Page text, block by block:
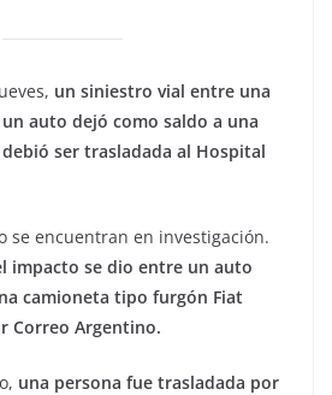
un siniestro vial entre una
auto dejó como saldo a una
ser trasladada al Hospital
se encuentran en investigación.
impacto se dio entre un auto
camioneta tipo furgón Fiat
Correo Argentino.
una persona fue trasladada por